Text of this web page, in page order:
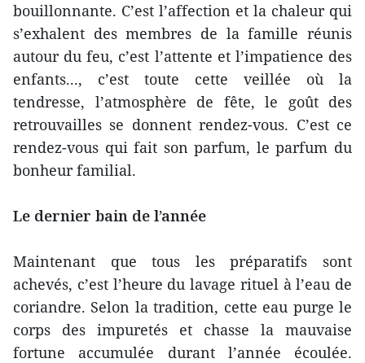
bouillonnante. C’est l’affection et la chaleur qui
s’exhalent des membres de la famille réunis
autour du feu, c’est l’attente et l’impatience des
enfants..., c’est toute cette veillée où la
tendresse, l’atmosphère de fête, le goût des
retrouvailles se donnent rendez-vous. C’est ce
rendez-vous qui fait son parfum, le parfum du
bonheur familial.
Le dernier bain de l’année
Maintenant que tous les préparatifs sont
achevés, c’est l’heure du lavage rituel à l’eau de
coriandre. Selon la tradition, cette eau purge le
corps des impuretés et chasse la mauvaise
fortune accumulée durant l’année écoulée.